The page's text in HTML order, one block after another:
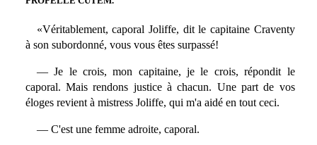
«Véritablement, caporal Joliffe, dit le capitaine Craventy
à son subordonné, vous vous êtes surpassé!
— Je le crois, mon capitaine, je le crois, répondit le
caporal. Mais rendons justice à chacun. Une part de vos
éloges revient à mistress Joliffe, qui m'a aidé en tout ceci.
— C'est une femme adroite, caporal.